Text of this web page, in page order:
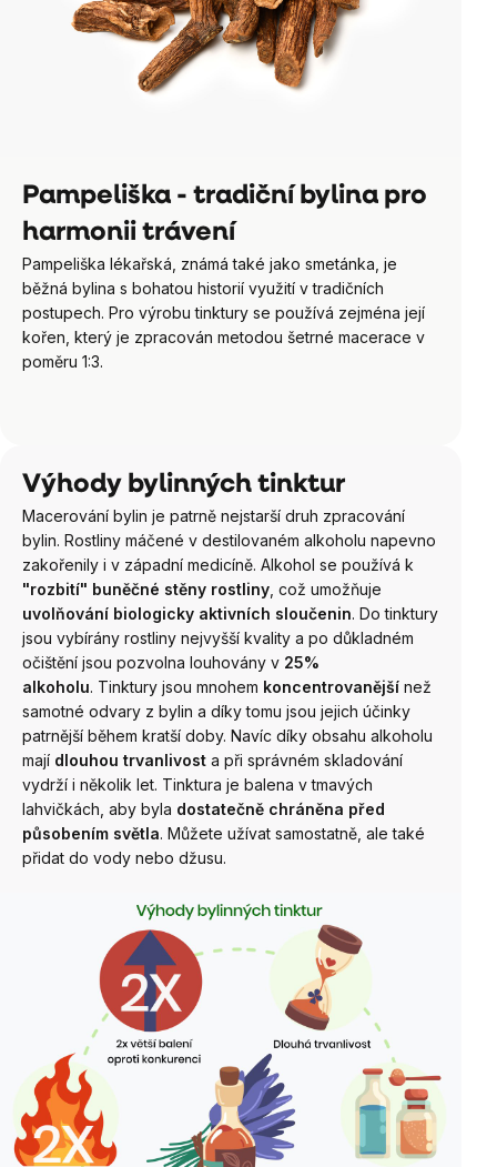
Pampeliška - tradiční bylina pro
harmonii trávení
Pampeliška lékařská, známá také jako smetánka, je
běžná bylina s bohatou historií využití v tradičních
postupech. Pro výrobu tinktury se používá zejména její
kořen, který je zpracován metodou šetrné macerace v
poměru 1:3.
Výhody bylinných tinktur
Macerování bylin je patrně nejstarší druh zpracování
bylin. Rostliny máčené v destilovaném alkoholu napevno
zakořenily i v západní medicíně. Alkohol se používá k
"rozbití" buněčné stěny rostliny , což umožňuje
uvolňování biologicky aktivních sloučenin. Do tinktury
jsou vybírány rostliny nejvyšší kvality a po důkladném
očištění jsou pozvolna louhovány v 25%
alkoholu. Tinktury jsou mnohem koncentrovanější než
samotné odvary z bylin a díky tomu jsou jejich účinky
patrnější během kratší doby. Navíc díky obsahu alkoholu
mají dlouhou trvanlivost a při správném skladování
vydrží i několik let. Tinktura je balena v tmavých
lahvičkách, aby byla dostatečně chráněna před
působením světla. Můžete užívat samostatně, ale také
přidat do vody nebo džusu.